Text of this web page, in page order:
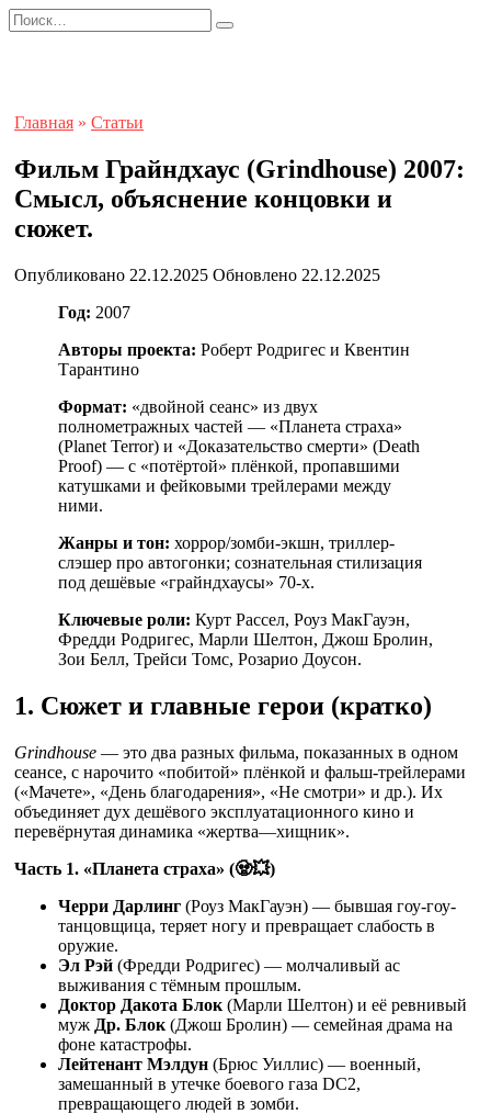
Перейти
к
Search
for:
Главная » Статьи
Фильм Грайндхаус (Grindhouse) 2007:
Смысл, объяснение концовки и
сюжет.
Опубликовано 22.12.2025 Обновлено 22.12.2025
Год: 2007
Авторы проекта: Роберт Родригес и Квентин
Тарантино
Формат: «двойной сеанс» из двух
полнометражных частей — «Планета страха»
(Planet Terror) и «Доказательство смерти» (Death
Proof) — с «потёртой» плёнкой, пропавшими
катушками и фейковыми трейлерами между
ними.
Жанры и тон: хоррор/зомби-экшн, триллер-
слэшер про автогонки; сознательная стилизация
под дешёвые «грайндхаусы» 70-х.
Ключевые роли: Курт Рассел, Роуз МакГауэн,
Фредди Родригес, Марли Шелтон, Джош Бролин,
Зои Белл, Трейси Томс, Розарио Доусон.
1. Сюжет и главные герои (кратко)
Grindhouse — это два разных фильма, показанных в одном
сеансе, с нарочито «побитой» плёнкой и фальш-трейлерами
(«Мачете», «День благодарения», «Не смотри» и др.). Их
объединяет дух дешёвого эксплуатационного кино и
перевёрнутая динамика «жертва—хищник».
Часть 1. «Планета страха» (🧟💥)
Черри Дарлинг (Роуз МакГауэн) — бывшая гоу-гоу-
танцовщица, теряет ногу и превращает слабость в
оружие.
Эл Рэй (Фредди Родригес) — молчаливый ас
выживания с тёмным прошлым.
Доктор Дакота Блок (Марли Шелтон) и её ревнивый
муж Др. Блок (Джош Бролин) — семейная драма на
фоне катастрофы.
Лейтенант Мэлдун (Брюс Уиллис) — военный,
замешанный в утечке боевого газа DC2,
превращающего людей в зомби.